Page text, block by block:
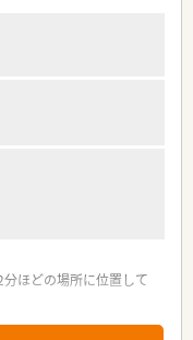
ほどの場所に位置して